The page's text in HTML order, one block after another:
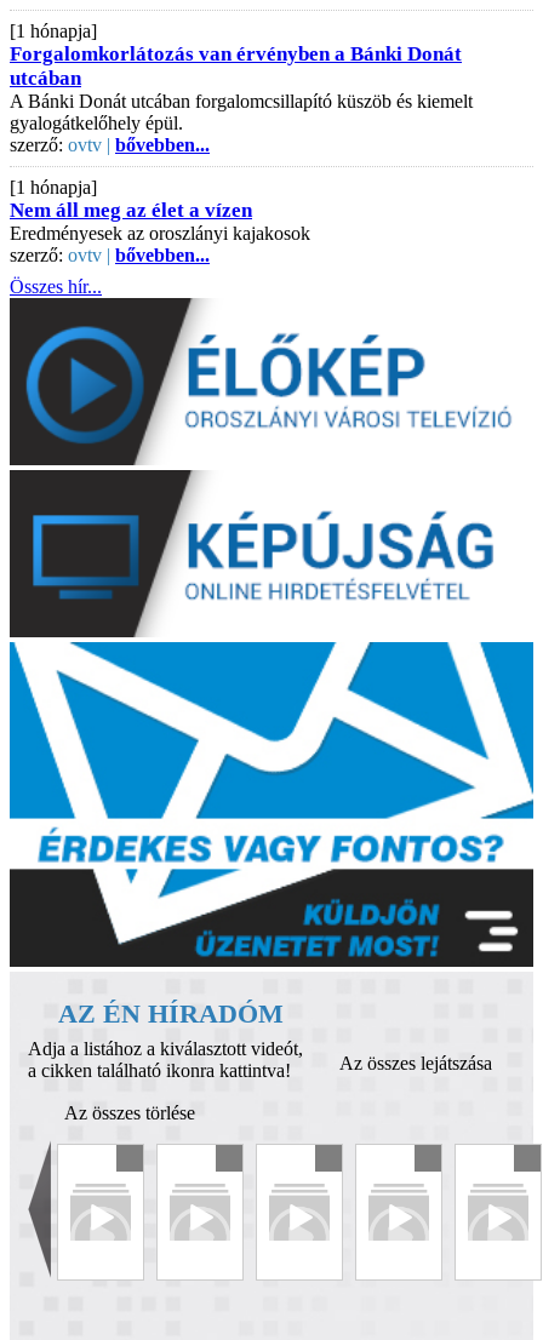
[1 hónapja]
Forgalomkorlátozás van érvényben a Bánki Donát
utcában
A Bánki Donát utcában forgalomcsillapító küszöb és kiemelt
gyalogátkelőhely épül.
szerző: ovtv | bővebben...
[1 hónapja]
Nem áll meg az élet a vízen
Eredményesek az oroszlányi kajakosok
szerző: ovtv | bővebben...
Összes hír...
AZ ÉN HÍRADÓM
Adja a listához a kiválasztott videót,
a cikken található ikonra kattintva!
Az összes lejátszása
Az összes törlése